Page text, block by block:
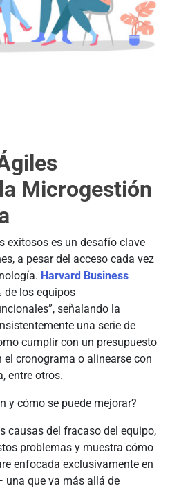
Microgestión
exitosos es un desafío clave
a pesar del acceso cada vez
Harvard Business
de los equipos
señalando la
una serie de
cumplir con un presupuesto
cronograma o alinearse con
entre otros.
y cómo se puede mejorar?
causas del fracaso del equipo,
problemas y muestra cómo
enfocada exclusivamente en
una que va más allá de